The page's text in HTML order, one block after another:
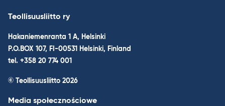
Teollisuusliitto ry
Hakaniemenranta 1 A, Helsinki
P.O.BOX 107, FI-00531 Helsinki, Finland
tel. +358 20 774 001
© Teollisuusliitto 2026
Media społecznościowe